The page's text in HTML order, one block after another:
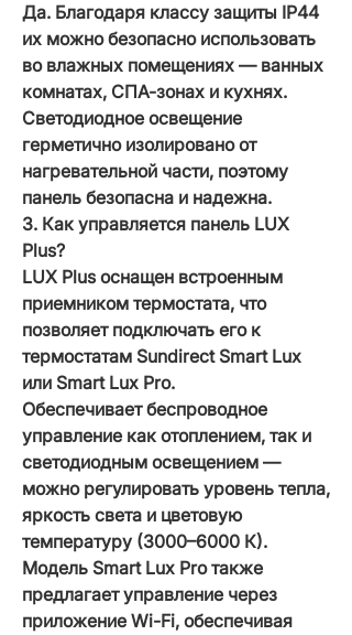
Да. Благодаря классу защиты IP44
их можно безопасно использовать
во влажных помещениях — ванных
комнатах, СПА-зонах и кухнях.
Светодиодное освещение
герметично изолировано от
нагревательной части, поэтому
панель безопасна и надежна.
3. Как управляется панель LUX
Plus?
LUX Plus оснащен встроенным
приемником термостата, что
позволяет подключать его к
термостатам Sundirect Smart Lux
или Smart Lux Pro.
Обеспечивает беспроводное
управление как отоплением, так и
светодиодным освещением —
можно регулировать уровень тепла,
яркость света и цветовую
температуру (3000–6000 К).
Модель Smart Lux Pro также
предлагает управление через
приложение Wi-Fi, обеспечивая